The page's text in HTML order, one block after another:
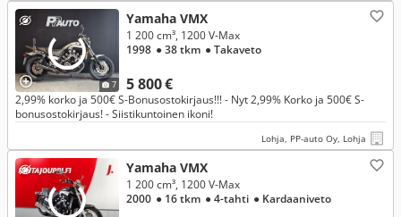
7
Yamaha VMX
5 800 €
1 200 cm³, 1200 V-Max
1998 ● 38 tkm ● Takaveto
2,99% korko ja 500€ S-Bonusostokirjaus!!! - Nyt 2,99% Korko ja 500€ S-
bonusostokirjaus! - Siistikuntoinen ikoni!
Lohja, PP-auto Oy, Lohja
Yamaha VMX
1 200 cm³, 1200 V-Max
2000 ● 16 tkm ● 4-tahti ● Kardaaniveto